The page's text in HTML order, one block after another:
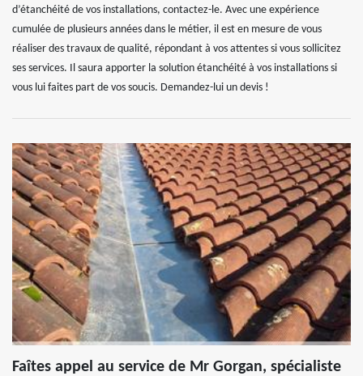
d’étanchéité de vos installations, contactez-le. Avec une expérience
cumulée de plusieurs années dans le métier, il est en mesure de vous
réaliser des travaux de qualité, répondant à vos attentes si vous sollicitez
ses services. Il saura apporter la solution étanchéité à vos installations si
vous lui faites part de vos soucis. Demandez-lui un devis !
Faîtes appel au service de Mr Gorgan, spécialiste